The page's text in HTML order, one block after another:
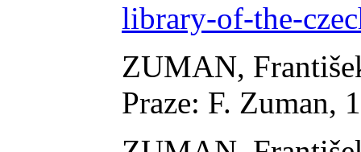
library-of-the-
ZUMAN,
Praze: F. Zuman,